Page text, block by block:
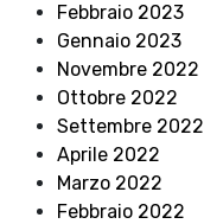
Febbraio 2023
Gennaio 2023
Novembre 2022
Ottobre 2022
Settembre 2022
Aprile 2022
Marzo 2022
Febbraio 2022